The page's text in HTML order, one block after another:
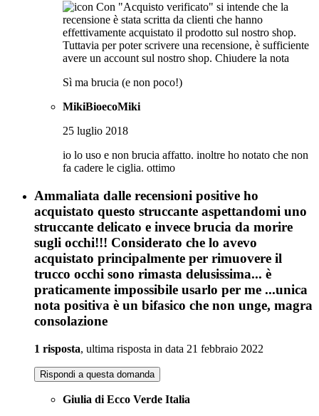
Con "Acquisto verificato" si intende che la
recensione è stata scritta da clienti che hanno
effettivamente acquistato il prodotto sul nostro shop.
Tuttavia per poter scrivere una recensione, è sufficiente
avere un account sul nostro shop. Chiudere la nota
Sì ma brucia (e non poco!)
MikiBioecoMiki
25 luglio 2018
io lo uso e non brucia affatto. inoltre ho notato che non
fa cadere le ciglia. ottimo
Ammaliata dalle recensioni positive ho
acquistato questo struccante aspettandomi uno
struccante delicato e invece brucia da morire
sugli occhi!!! Considerato che lo avevo
acquistato principalmente per rimuovere il
trucco occhi sono rimasta delusissima... è
praticamente impossibile usarlo per me ...unica
nota positiva è un bifasico che non unge, magra
consolazione
1 risposta, ultima risposta in data 21 febbraio 2022
Rispondi a questa domanda
Giulia di Ecco Verde Italia